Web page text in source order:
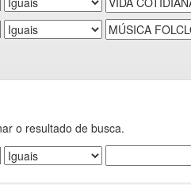
o resultado de busca.